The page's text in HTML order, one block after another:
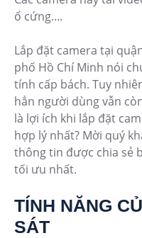
ổ cứng....
Lắp đặt camera tại
phố Hồ Chí Minh nói
tính cấp bách. Tuy
hẳn người dùng vẫn
là lợi ích khi lắp đặt
hợp lý nhất? Mời quý
thông tin được chia sẻ
tối ưu nhất.
TÍNH NĂNG
SÁT